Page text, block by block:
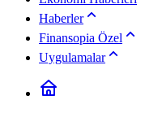
Haberler
Finansopia Özel
Uygulamalar